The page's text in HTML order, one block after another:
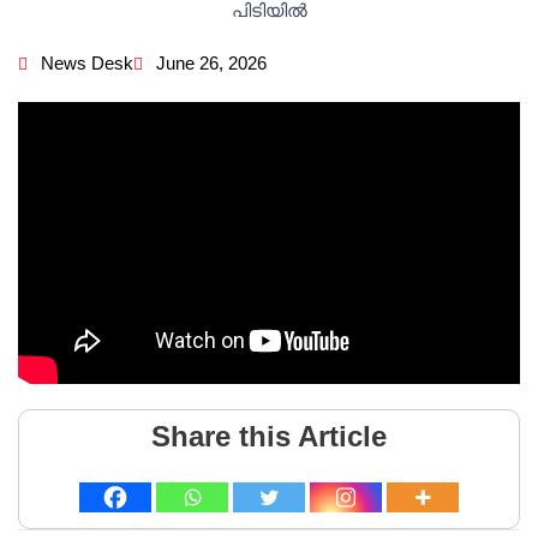
News Desk June 26, 2026
Share this Article